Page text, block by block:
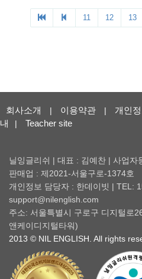
회사소개 | 이용약관 | 개인
내
| Teacher site
닐잉글리쉬 | 대표 : 김예찬 | 사업
판매업 : 제2021-서울구로-1374호
개인정보 담당자 : 한데이빗 | TEL:
support@nilenglish.com
주소: 서울특별시 구로구 디지털로
앤케이디지털타워)
2013 © NIL ENGLISH. All rights